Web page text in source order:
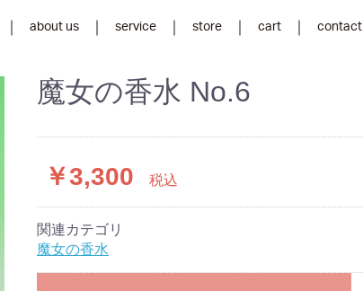
about us service store cart contact
魔女の香水 No.6
￥3,300 税込
関連カテゴリ
魔女の香水